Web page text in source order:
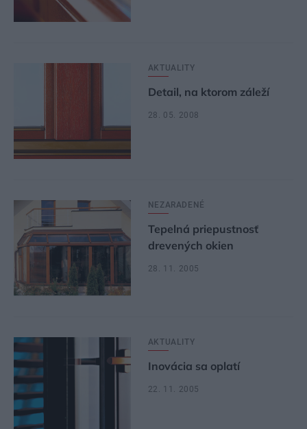
AKTUALITY
Detail, na ktorom záleží
28. 05. 2008
NEZARADENÉ
Tepelná priepustnosť
drevených okien
28. 11. 2005
AKTUALITY
Inovácia sa oplatí
22. 11. 2005